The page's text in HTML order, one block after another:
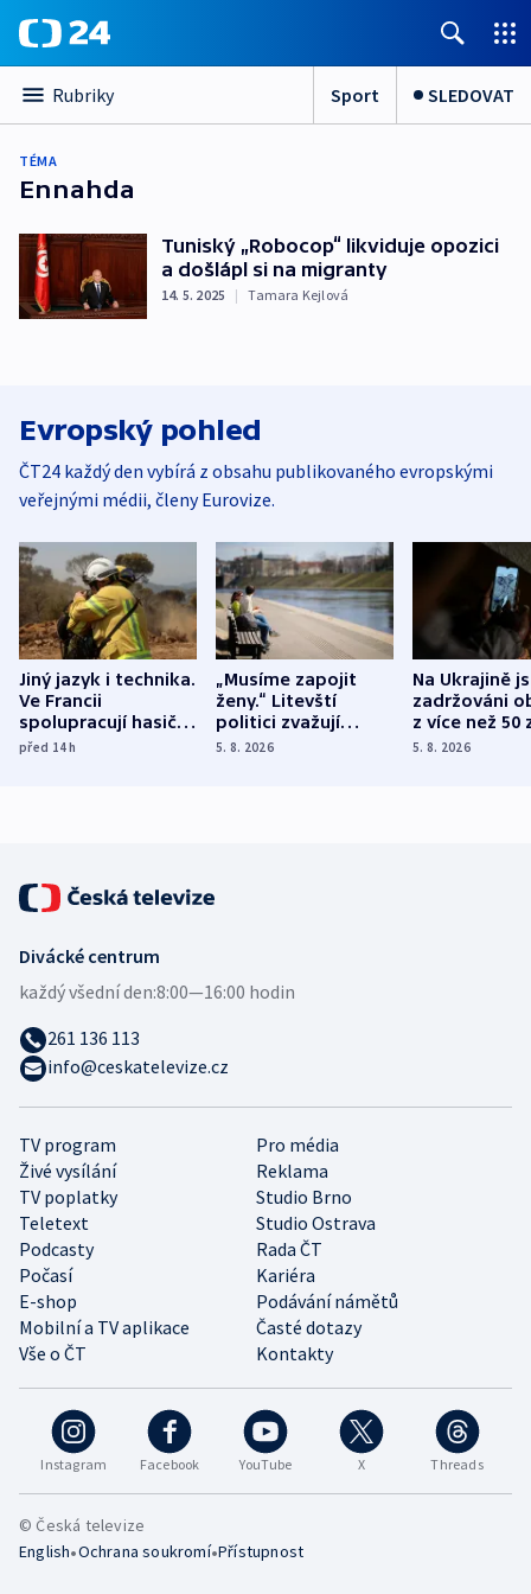
Rubriky Sport SLEDOVAT
TÉMA
Ennahda
Tuniský „Robocop“ likviduje opozici
a došlápl si na migranty
14. 5. 2025 | Tamara Kejlová
Evropský pohled
ČT24 každý den vybírá z obsahu publikovaného evropskými
veřejnými médii, členy Eurovize.
Jiný jazyk i technika.
Ve Francii
spolupracují hasiči z
různých zemí
před 14h
„Musíme zapojit
ženy.“ Litevští
politici zvažují
dohodu o
5. 8. 2026
Na Ukrajině
zadržováni
z více než 50
Bojovali na
5. 8. 2026
Instagram Facebook YouTube X Threads
TV program
Pro média
Živé vysílání
Reklama
TV poplatky
Studio Brno
Teletext
Studio Ostrava
Podcasty
Rada ČT
Počasí
Kariéra
E-shop
Podávání námětů
Mobilní a TV aplikace
Časté dotazy
Vše o ČT
Kontakty
Divácké centrum
každý všední den:8:00—16:00 hodin
261 136 113
info@ceskatelevize.cz
© Česká televize
English•Ochrana soukromí•Přístupnost